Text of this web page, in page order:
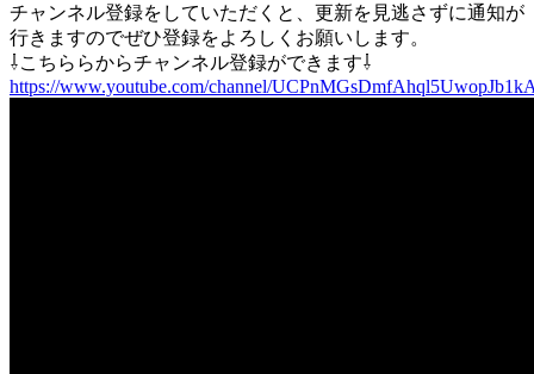
チャンネル登録をしていただくと、更新を見逃さずに通知が
行きますのでぜひ登録をよろしくお願いします。
⇩こちららからチャンネル登録ができます⇩
https://www.youtube.com/channel/